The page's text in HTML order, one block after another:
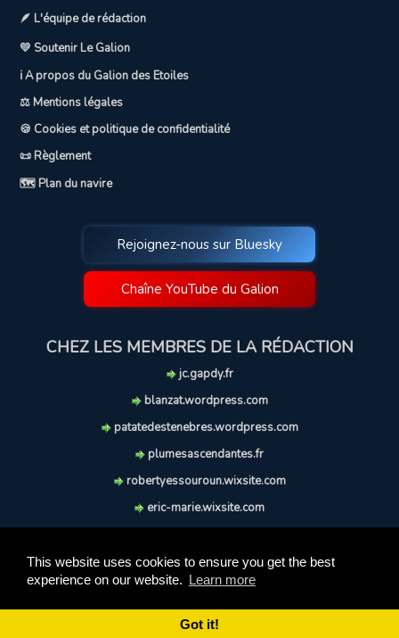
This website uses cookies to ensure you get the best
experience on our website. Learn more
Got it!
🪶 L'équipe de rédaction
💛 Soutenir Le Galion
ℹ️ A propos du Galion des Etoiles
⚖️ Mentions légales
🍪 Cookies et politique de confidentialité
📜 Règlement
🗺️ Plan du navire
Rejoignez-nous sur Bluesky
Chaîne YouTube du Galion
CHEZ LES MEMBRES DE LA RÉDACTION
jc.gapdy.fr
blanzat.wordpress.com
patatedestenebres.wordpress.com
plumesascendantes.fr
robertyessouroun.wixsite.com
eric-marie.wixsite.com
soufflereve.blogspot.com
Ce site est réalisé et maintenu avec coeur et passion.